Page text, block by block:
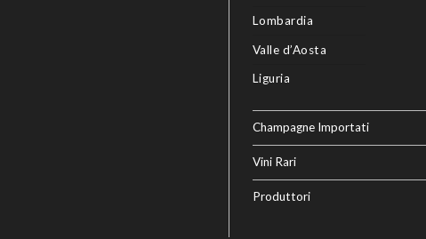
Lombardia
Valle d’Aosta
Liguria
Champagne Importati
Vini Rari
Produttori